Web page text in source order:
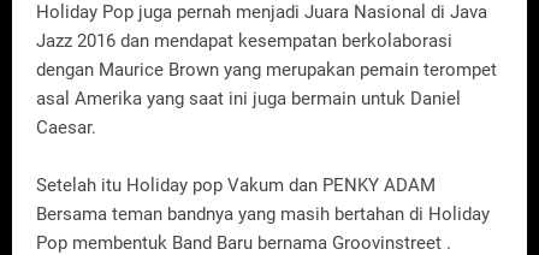
Holiday Pop juga pernah menjadi Juara Nasional di Java
Jazz 2016 dan mendapat kesempatan berkolaborasi
dengan Maurice Brown yang merupakan pemain terompet
asal Amerika yang saat ini juga bermain untuk Daniel
Caesar.
Setelah itu Holiday pop Vakum dan PENKY ADAM
Bersama teman bandnya yang masih bertahan di Holiday
Pop membentuk Band Baru bernama Groovinstreet .